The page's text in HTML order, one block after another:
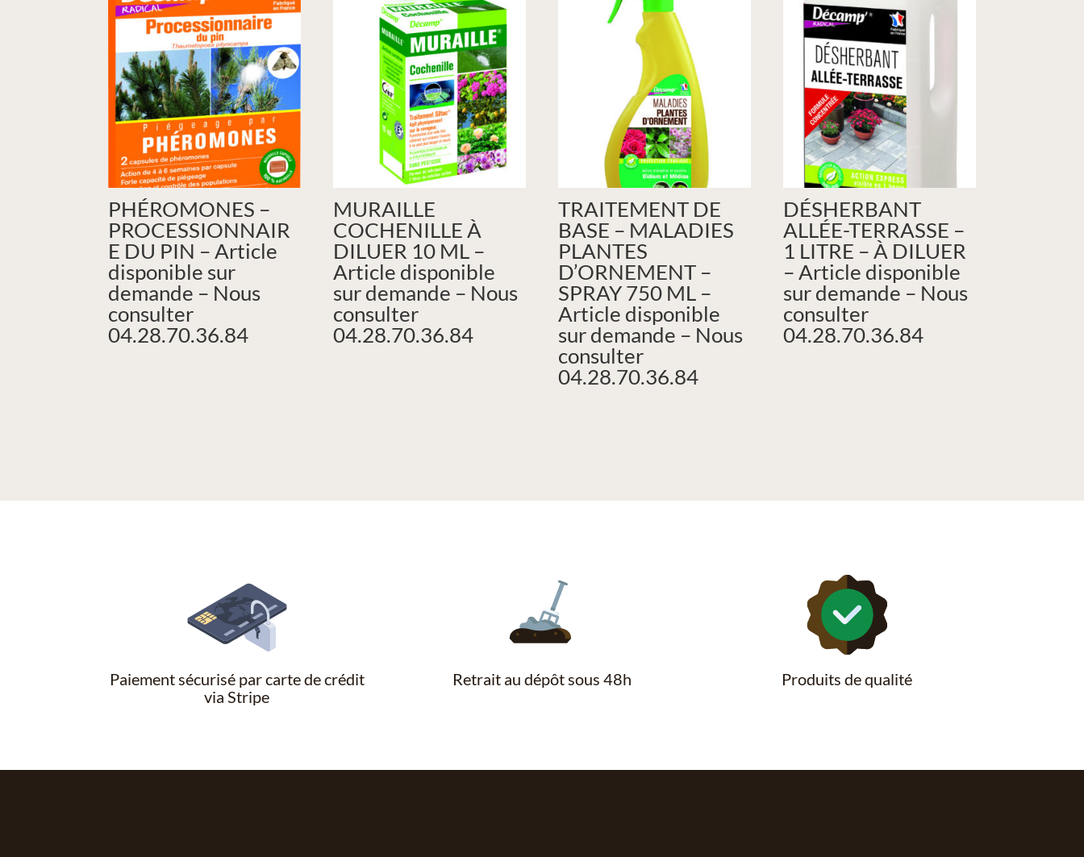
PHÉROMONES –
PROCESSIONNAIR
E DU PIN – Article
disponible sur
demande – Nous
consulter
04.28.70.36.84
MURAILLE
COCHENILLE À
DILUER 10 ML –
Article disponible
sur demande – Nous
consulter
04.28.70.36.84
TRAITEMENT DE
BASE – MALADIES
PLANTES
D’ORNEMENT –
SPRAY 750 ML –
Article disponible
sur demande – Nous
consulter
04.28.70.36.84
DÉSHERBANT
ALLÉE-TERRASSE –
1 LITRE – À DILUER
– Article disponible
sur demande – Nous
consulter
04.28.70.36.84
Paiement sécurisé par carte de crédit
via Stripe
Retrait au dépôt sous 48h Produits de qualité